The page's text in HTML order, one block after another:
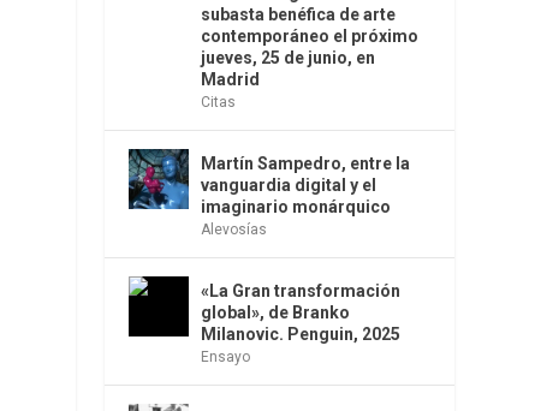
subasta benéfica de arte
contemporáneo el próximo
jueves, 25 de junio, en
Madrid
Citas
Martín Sampedro, entre la
vanguardia digital y el
imaginario monárquico
Alevosías
«La Gran transformación
global», de Branko
Milanovic. Penguin, 2025
Ensayo